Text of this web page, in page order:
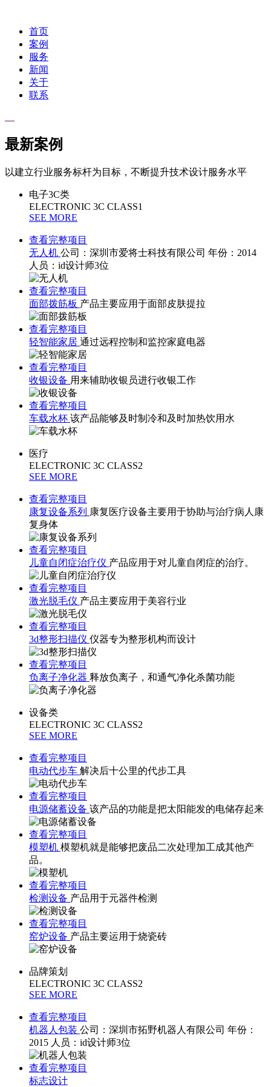
首页
案例
服务
新闻
关于
联系
最新案例
以建立行业服务标杆为目标，不断提升技术设计服务水平
电子3C类
ELECTRONIC 3C CLASS1
SEE MORE
查看完整项目
无人机 公司：深圳市爱将士科技有限公司 年份：2014
人员：id设计师3位
查看完整项目
面部拨筋板 产品主要应用于面部皮肤提拉
查看完整项目
轻智能家居 通过远程控制和监控家庭电器
查看完整项目
收银设备 用来辅助收银员进行收银工作
查看完整项目
车载水杯 该产品能够及时制冷和及时加热饮用水
医疗
ELECTRONIC 3C CLASS2
SEE MORE
查看完整项目
康复设备系列 康复医疗设备主要用于协助与治疗病人康
复身体
查看完整项目
儿童自闭症治疗仪 产品应用于对儿童自闭症的治疗。
查看完整项目
激光脱毛仪 产品主要应用于美容行业
查看完整项目
3d整形扫描仪 仪器专为整形机构而设计
查看完整项目
负离子净化器 释放负离子，和通气净化杀菌功能
设备类
ELECTRONIC 3C CLASS2
SEE MORE
查看完整项目
电动代步车 解决后十公里的代步工具
查看完整项目
电源储蓄设备 该产品的功能是把太阳能发的电储存起来
查看完整项目
模塑机 模塑机就是能够把废品二次处理加工成其他产
品。
查看完整项目
检测设备 产品用于元器件检测
查看完整项目
窑炉设备 产品主要运用于烧瓷砖
品牌策划
ELECTRONIC 3C CLASS2
SEE MORE
查看完整项目
机器人包装 公司：深圳市拓野机器人有限公司 年份：
2015 人员：id设计师3位
查看完整项目
标志设计